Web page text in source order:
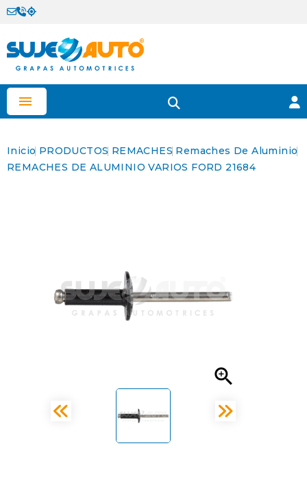

Inicio PRODUCTOS REMACHES Remaches De Aluminio
REMACHES DE ALUMINIO VARIOS FORD 21684
